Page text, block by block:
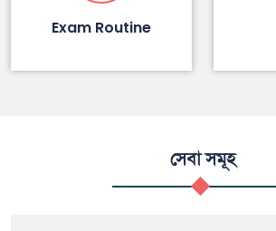
Exam Routine
সেবা সমূহ